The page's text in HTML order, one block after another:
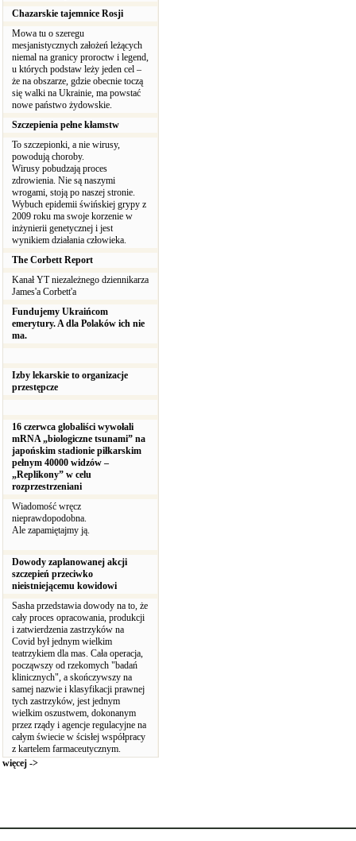
Chazarskie tajemnice Rosji
Mowa tu o szeregu
mesjanistycznych założeń leżących
niemal na granicy proroctw i legend,
u których podstaw leży jeden cel –
że na obszarze, gdzie obecnie toczą
się walki na Ukrainie, ma powstać
nowe państwo żydowskie.
Szczepienia pełne kłamstw
To szczepionki, a nie wirusy,
powodują choroby.
Wirusy pobudzają proces
zdrowienia. Nie są naszymi
wrogami, stoją po naszej stronie.
Wybuch epidemii świńskiej grypy z
2009 roku ma swoje korzenie w
inżynierii genetycznej i jest
wynikiem działania człowieka.
The Corbett Report
Kanał YT niezależnego dziennikarza
James'a Corbett'a
Fundujemy Ukraińcom
emerytury. A dla Polaków ich nie
ma.
Izby lekarskie to organizacje
przestępcze
16 czerwca globaliści wywołali
mRNA „biologiczne tsunami” na
japońskim stadionie piłkarskim
pełnym 40000 widzów –
„Replikony” w celu
rozprzestrzeniani
Wiadomość wręcz
nieprawdopodobna.
Ale zapamiętajmy ją.
Dowody zaplanowanej akcji
szczepień przeciwko
nieistniejącemu kowidowi
Sasha przedstawia dowody na to, że
cały proces opracowania, produkcji
i zatwierdzenia zastrzyków na
Covid był jednym wielkim
teatrzykiem dla mas. Cała operacja,
począwszy od rzekomych "badań
klinicznych", a skończywszy na
samej nazwie i klasyfikacji prawnej
tych zastrzyków, jest jednym
wielkim oszustwem, dokonanym
przez rządy i agencje regulacyjne na
całym świecie w ścisłej współpracy
z kartelem farmaceutycznym.
więcej ->